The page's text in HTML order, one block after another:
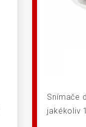
Snímače
jakékoliv